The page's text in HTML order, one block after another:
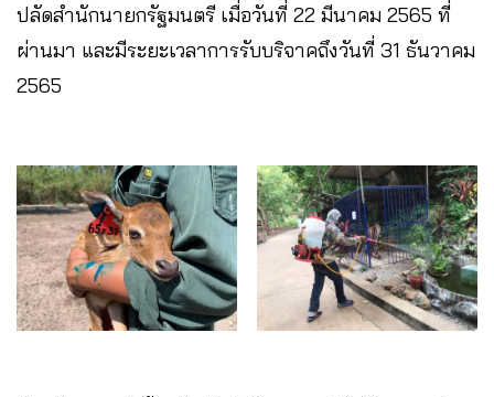
ปลัดสำนักนายกรัฐมนตรี เมื่อวันที่ 22 มีนาคม 2565 ที่
ผ่านมา และมีระยะเวลาการรับบริจาคถึงวันที่​ 31 ธันวาคม​
2565